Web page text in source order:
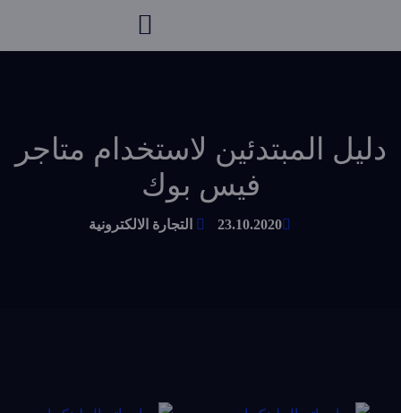
دليل المبتدئين لاستخدام متاجر
فيس بوك
23.10.2020 التجارة الالكترونية